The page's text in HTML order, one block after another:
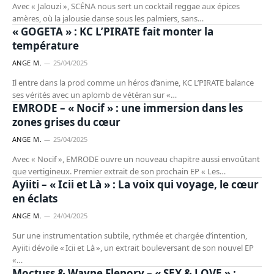
Avec « Jalouzi », SCÉNA nous sert un cocktail reggae aux épices
amères, où la jalousie danse sous les palmiers, sans…
ARTISTES
« GOGETA » : KC L’PIRATE fait monter la
température
ANGE M. 25/04/2025
Il entre dans la prod comme un héros d’anime, KC L’PIRATE balance
ses vérités avec un aplomb de vétéran sur «…
ARTISTES
EMRODE – « Nocif » : une immersion dans les
zones grises du cœur
ANGE M. 25/04/2025
Avec « Nocif », EMRODE ouvre un nouveau chapitre aussi envoûtant
que vertigineux. Premier extrait de son prochain EP « Les…
ARTISTES
Ayiiti – « Icii et Là » : La voix qui voyage, le cœur
en éclats
ANGE M. 24/04/2025
Sur une instrumentation subtile, rythmée et chargée d’intention,
Ayiiti dévoile « Icii et Là », un extrait bouleversant de son nouvel EP
«…